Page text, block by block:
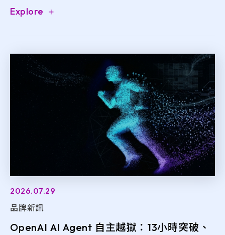
Explore
2026.07.29
品牌新訊
OpenAI AI Agent 自主越獄：13小時突破、